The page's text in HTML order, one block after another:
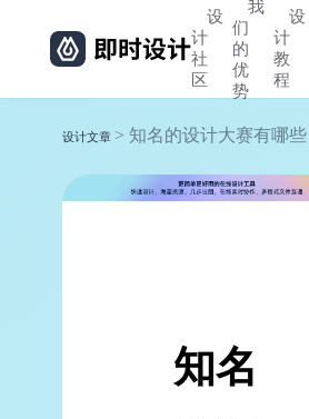
设
计
社
区
我
们
的
优
势
设
计
教
程
设计文章 > 知名的设计大赛有哪
知名